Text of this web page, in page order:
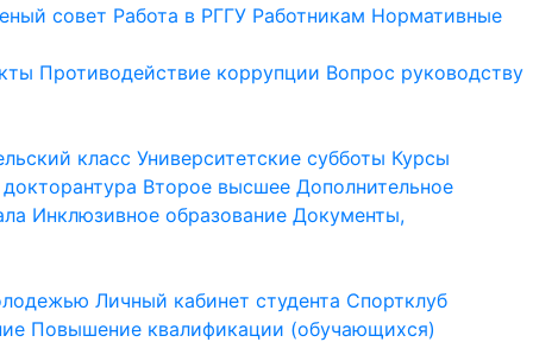
совет Работа в РГГУ Работникам Нормативные
Противодействие коррупции Вопрос руководству
класс Университетские субботы Курсы
Второе высшее Дополнительное
Инклюзивное образование Документы,
Личный кабинет студента Спортклуб
Повышение квалификации (обучающихся)